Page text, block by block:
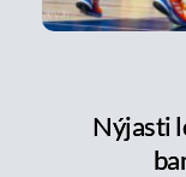
Nýjasti